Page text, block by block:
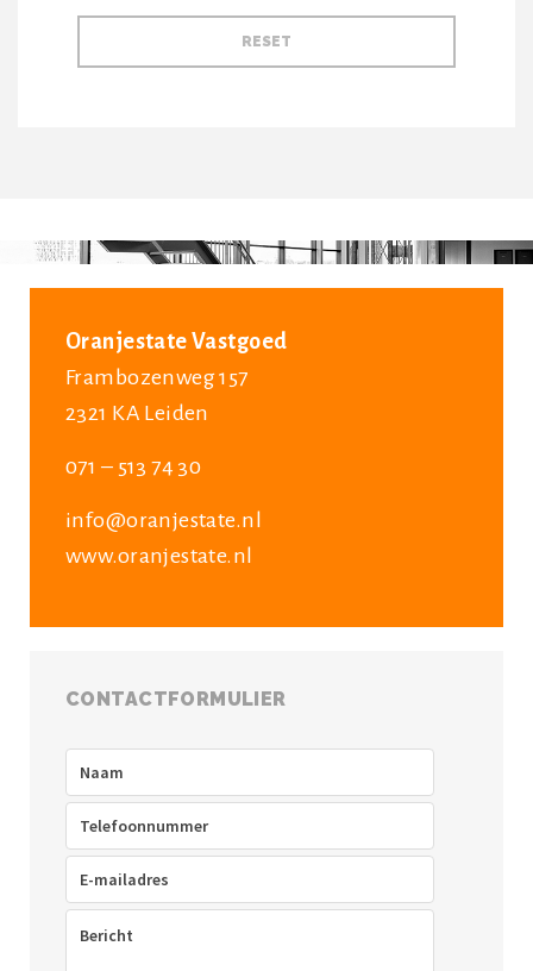
Oranjestate Vastgoed
Frambozenweg 157
2321 KA Leiden
071 – 513 74 30
info@oranjestate.nl
www.oranjestate.nl
CONTACTFORMULIER
Telefoon
mailadres(Vereist)